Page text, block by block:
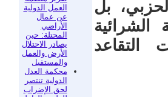
العمل الدولية
عن عمال
الأراضي
المحتلة: حين
يصادر الاحتلال
الأرض والعمل
والمستقبل
محكمة العدل
الدولية تنتصر
لحق الإضراب
بل
التقاعد